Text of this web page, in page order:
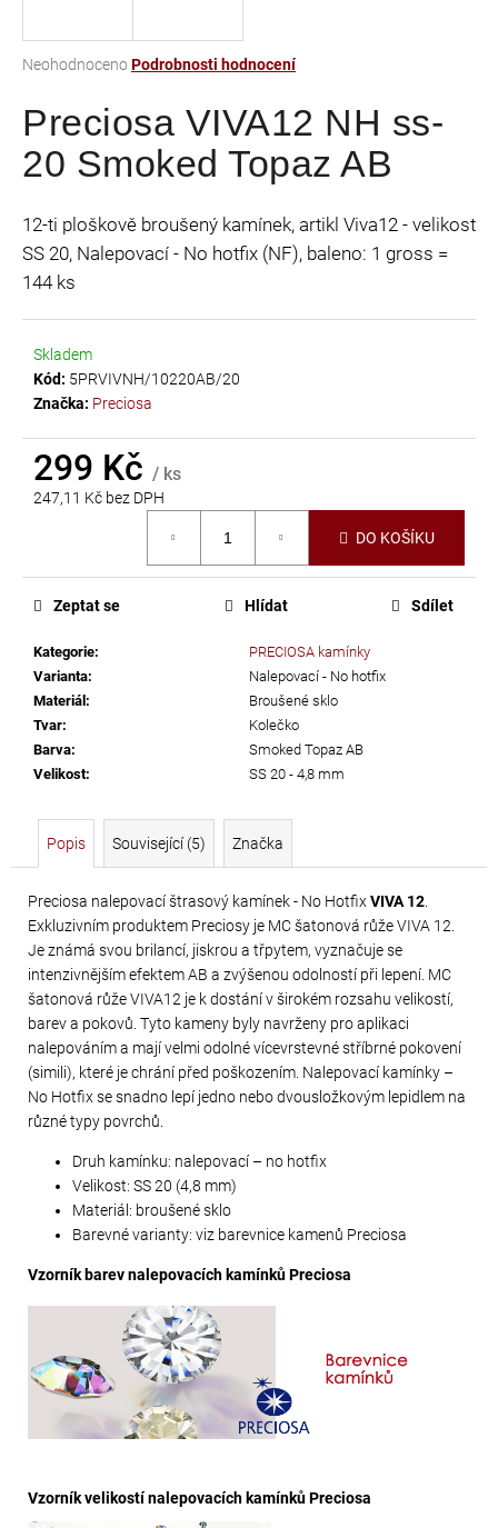
Průměrné
produktu
je
0,0
hvězdiček.
NeohodnocenoPodrobnosti hodnocení
Preciosa VIVA12 NH ss-
20 Smoked Topaz AB
12-ti ploškově broušený kamínek, artikl Viva12 - velikost
SS 20, Nalepovací - No hotfix (NF), baleno: 1 gross =
144 ks
Skladem
Kód: 5PRVIVNH/10220AB/20
Značka: Preciosa
299 Kč / ks
247,11 Kč bez DPH
DO KOŠÍKU
Kategorie:
PRECIOSA kamínky
Varianta:
Nalepovací - No hotfix
Materiál:
Broušené sklo
Tvar:
Kolečko
Barva:
Smoked Topaz AB
Velikost: SS 20 - 4,8 mm
Zeptat se Hlídat Sdílet
Popis Související (5) Značka
Preciosa nalepovací štrasový kamínek - No HotfixVIVA 12
Exkluzivním produktem Preciosy je MC šatonová růže VIVA 12.
Je známá svou brilancí, jiskrou a třpytem, vyznačuje se
intenzivnějším efektem AB a zvýšenou odolností při lepení. MC
šatonová růže VIVA12 je k dostání v širokém rozsahu velikostí,
barev a pokovů. Tyto kameny byly navrženy pro aplikaci
nalepováním a mají velmi odolné vícevrstevné stříbrné pokovení
(simili), které je chrání před poškozením. Nalepovací kamínky –
No Hotfix se snadno lepí jedno nebo dvousložkovým lepidlem na
různé typy povrchů.
Druh kamínku: nalepovací – no hotfix
Velikost: SS 20 (4,8 mm)
Materiál: broušené sklo
Barevné varianty: viz barevnice kamenů Preciosa
Vzorník barev nalepovacích kamínků Preciosa
Vzorník velikostí nalepovacích kamínků Preciosa
j
t
?
HLEDAT
D
o
p
u
e
m
PRECIOSA
VIVA12
NH
SS-
CRYSTAL
69
Kč